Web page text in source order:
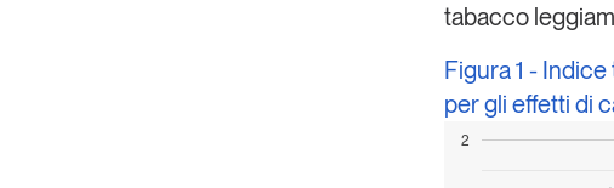
tabacco
Figura 1 -
per gli effetti di
2